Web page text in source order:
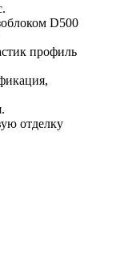
D500
профиль
отделку